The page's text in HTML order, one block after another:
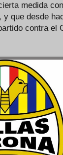
medida
y que desde
contra el